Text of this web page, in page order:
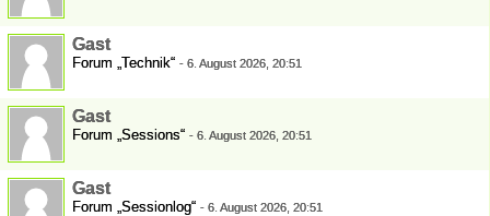
Gast
Forum „Technik“ - 6. August 2026, 20:51
Gast
Forum „Sessions“ - 6. August 2026, 20:51
Gast
Forum „Sessionlog“ - 6. August 2026, 20:51